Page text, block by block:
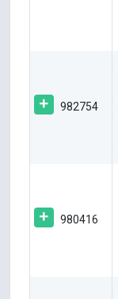
982754
980416